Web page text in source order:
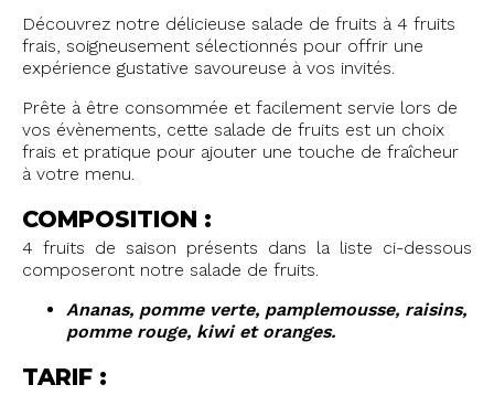
Découvrez notre délicieuse salade de fruits à 4 fruits
frais, soigneusement sélectionnés pour offrir une
expérience gustative savoureuse à vos invités.
Prête à être consommée et facilement servie lors de
vos évènements, cette salade de fruits est un choix
frais et pratique pour ajouter une touche de fraîcheur
à votre menu.
COMPOSITION :
4 fruits de saison présents dans la liste ci-dessous
composeront notre salade de fruits.
Ananas, pomme verte, pamplemousse, raisins,
pomme rouge, kiwi et oranges.
TARIF :